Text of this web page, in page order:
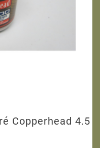
Copperhead 4.5